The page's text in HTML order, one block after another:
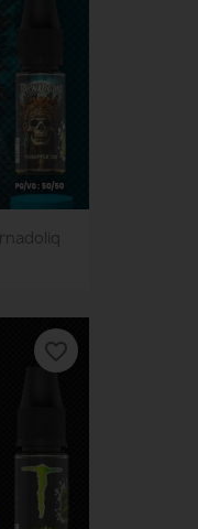
favorite_border